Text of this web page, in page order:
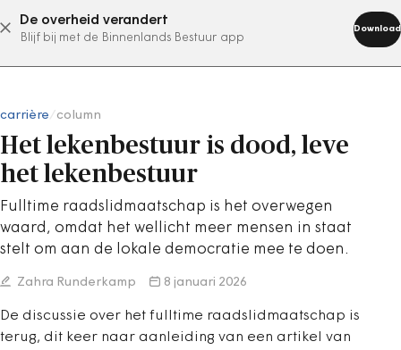
De overheid verandert
Blijf bij met de Binnenlands Bestuur app
Download
abonneer nu
carrière column
Het lekenbestuur is dood, leve
het lekenbestuur
Fulltime raadslidmaatschap is het overwegen
waard, omdat het wellicht meer mensen in staat
stelt om aan de lokale democratie mee te doen.
Zahra Runderkamp 8 januari 2026
De discussie over het fulltime raadslidmaatschap is
terug, dit keer naar aanleiding van een artikel van